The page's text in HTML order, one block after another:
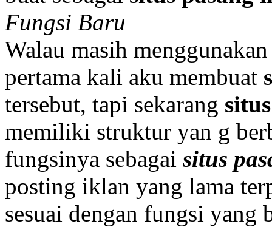
Fungsi Baru
Walau masih
pertama kali aku membuat
tersebut, tapi sekarang
memiliki struktur yan g
fungsinya sebagaisitus
posting iklan yang lama
sesuai dengan fungsi yang